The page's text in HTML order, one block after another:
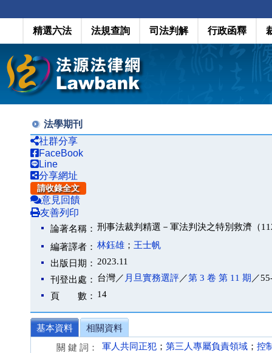
精選六法 法規查詢 司法判解 行政函釋
法學期刊
社群分享
FaceBook
Line
分享網址
請收錄全文
意見回饋
友善列印
論著名稱： 刑事法裁判精選－軍法判決之特別救濟（
編著譯者： 林鈺雄 ； 王士帆
出版日期： 2023.11
刊登出處： 台灣／ 月旦實務選評／第 3 卷 第 11 期 ／
頁 數： 14
基本資料
相關資料
關 鍵 詞：
軍人共同正犯 ； 第三人專屬負責領域 ； 控